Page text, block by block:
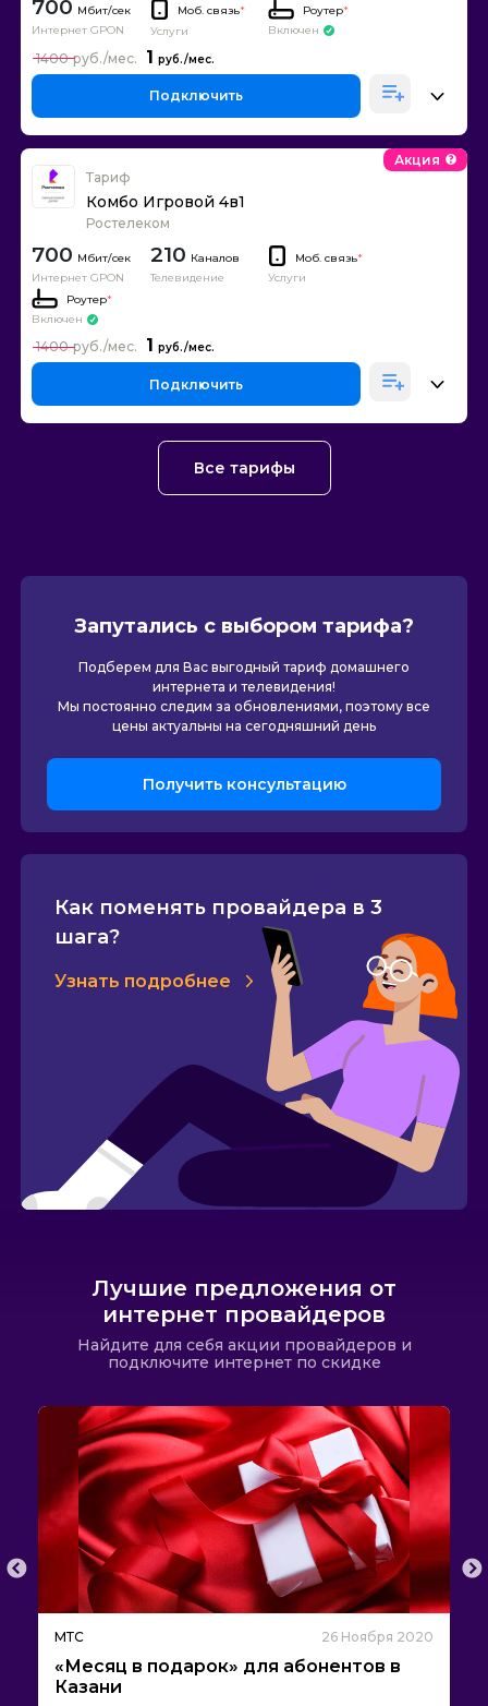
Запутались с выбором тарифа?
Подберем для Вас выгодный тариф домашнего
интернета и телевидения!
Мы постоянно следим за обновлениями, поэтому все
цены актуальны на сегодняшний день
Получить консультацию
Как поменять провайдера в 3
шага?
Узнать подробнее
700
Интернет GPON
Моб. связь*
Услуги
Роутер*
Включен
1
1400
Подключить
Тариф
Комбо Игровой 4в1
Ростелеком
Акция
700
Интернет GPON
210 Каналов
Телевидение
Моб. связь*
Услуги
Роутер*
Включен
1
1400
Подключить
Все тарифы
Лучшие предложения от
интернет провайдеров
Найдите для себя акции провайдеров и
подключите интернет по скидке
МТС 26 Ноября 2020
«Месяц в подарок» для абонентов в
Казани